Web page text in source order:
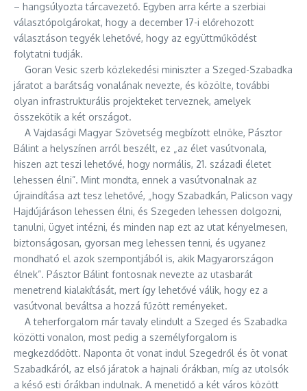
– hangsúlyozta tárcavezető. Egyben arra kérte a szerbiai
választópolgárokat, hogy a december 17-i előrehozott
választáson tegyék lehetővé, hogy az együttműködést
folytatni tudják.
Goran Vesic szerb közlekedési miniszter a Szeged-Szabadka
járatot a barátság vonalának nevezte, és közölte, további
olyan infrastrukturális projekteket terveznek, amelyek
összekötik a két országot.
A Vajdasági Magyar Szövetség megbízott elnöke, Pásztor
Bálint a helyszínen arról beszélt, ez „az élet vasútvonala,
hiszen azt teszi lehetővé, hogy normális, 21. századi életet
lehessen élni”. Mint mondta, ennek a vasútvonalnak az
újraindítása azt tesz lehetővé, „hogy Szabadkán, Palicson vagy
Hajdújáráson lehessen élni, és Szegeden lehessen dolgozni,
tanulni, ügyet intézni, és minden nap ezt az utat kényelmesen,
biztonságosan, gyorsan meg lehessen tenni, és ugyanez
mondható el azok szempontjából is, akik Magyarországon
élnek”. Pásztor Bálint fontosnak nevezte az utasbarát
menetrend kialakítását, mert így lehetővé válik, hogy ez a
vasútvonal beváltsa a hozzá fűzött reményeket.
A teherforgalom már tavaly elindult a Szeged és Szabadka
közötti vonalon, most pedig a személyforgalom is
megkezdődött. Naponta öt vonat indul Szegedről és öt vonat
Szabadkáról, az első járatok a hajnali órákban, míg az utolsók
a késő esti órákban indulnak. A menetidő a két város között